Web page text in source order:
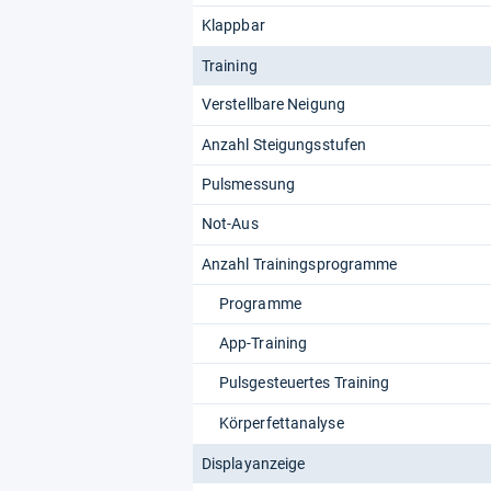
Klappbar
Training
Verstellbare Neigung
Anzahl Steigungsstufen
Pulsmessung
Not-Aus
Anzahl Trainingsprogramme
Programme
App-Training
Pulsgesteuertes Training
Körperfettanalyse
Displayanzeige